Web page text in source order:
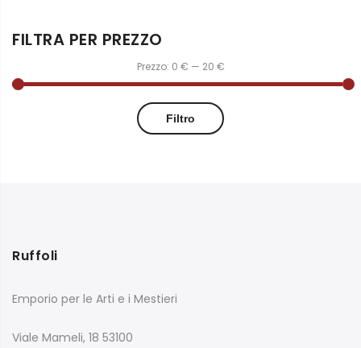
FILTRA PER PREZZO
Filtro
Prezzo: 0 € — 20 €
Ruffoli
Emporio per le Arti e i Mestieri
Viale Mameli, 18 53100